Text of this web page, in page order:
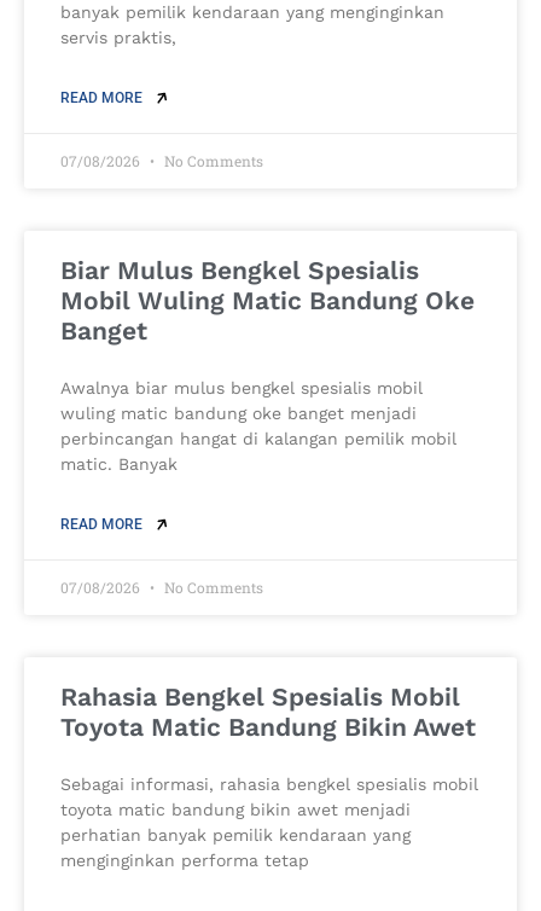
banyak pemilik kendaraan yang menginginkan
servis praktis,
READ MORE
07/08/2026 No Comments
Biar Mulus Bengkel Spesialis
Mobil Wuling Matic Bandung Oke
Banget
Awalnya biar mulus bengkel spesialis mobil
wuling matic bandung oke banget menjadi
perbincangan hangat di kalangan pemilik mobil
matic. Banyak
READ MORE
07/08/2026 No Comments
Rahasia Bengkel Spesialis Mobil
Toyota Matic Bandung Bikin Awet
Sebagai informasi, rahasia bengkel spesialis mobil
toyota matic bandung bikin awet menjadi
perhatian banyak pemilik kendaraan yang
menginginkan performa tetap